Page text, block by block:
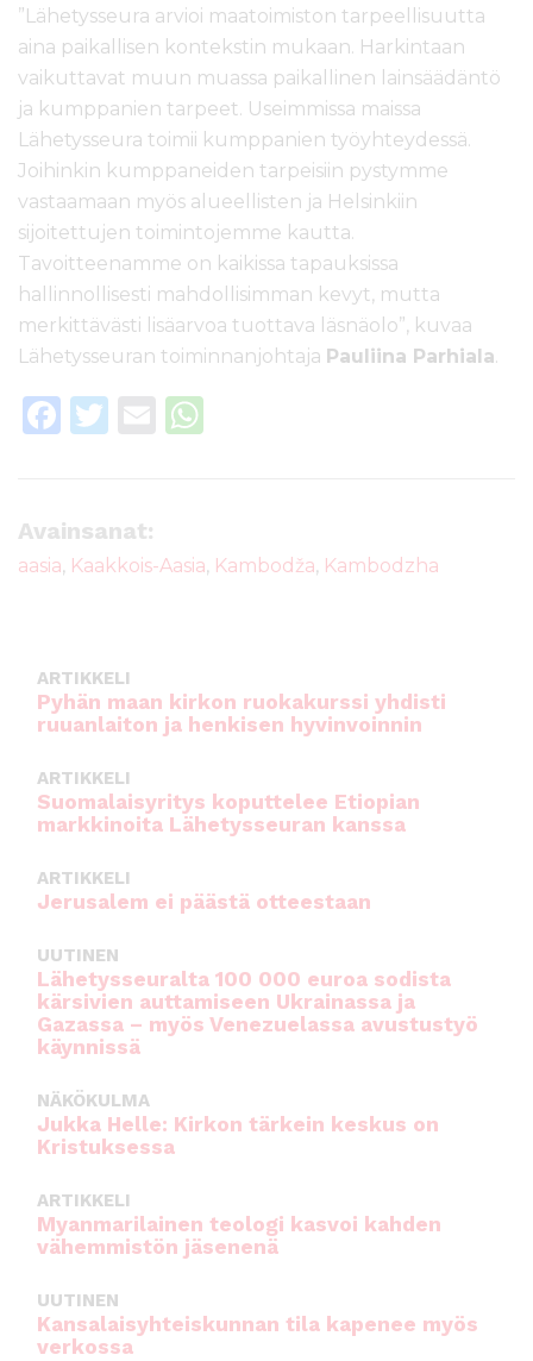
”Lähetysseura arvioi maatoimiston tarpeellisuutta
aina paikallisen kontekstin mukaan. Harkintaan
vaikuttavat muun muassa paikallinen lainsäädäntö
ja kumppanien tarpeet. Useimmissa maissa
Lähetysseura toimii kumppanien työyhteydessä.
Joihinkin kumppaneiden tarpeisiin pystymme
vastaamaan myös alueellisten ja Helsinkiin
sijoitettujen toimintojemme kautta.
Tavoitteenamme on kaikissa tapauksissa
hallinnollisesti mahdollisimman kevyt, mutta
merkittävästi lisäarvoa tuottava läsnäolo”, kuvaa
Lähetysseuran toiminnanjohtaja Pauliina Parhiala.
F
e
b
k
T
te
r
E
A
Avainsanat:
aasia, Kaakkois-Aasia, Kambodža, Kambodzha
ARTIKKELI
Pyhän maan kirkon ruokakurssi yhdisti
ruuanlaiton ja henkisen hyvinvoinnin
ARTIKKELI
Suomalaisyritys koputtelee Etiopian
markkinoita Lähetysseuran kanssa
ARTIKKELI
Jerusalem ei päästä otteestaan
UUTINEN
Lähetysseuralta 100 000 euroa sodista
kärsivien auttamiseen Ukrainassa ja
Gazassa – myös Venezuelassa avustustyö
käynnissä
NÄKÖKULMA
Jukka Helle: Kirkon tärkein keskus on
Kristuksessa
ARTIKKELI
Myanmarilainen teologi kasvoi kahden
vähemmistön jäsenenä
UUTINEN
Kansalaisyhteiskunnan tila kapenee myös
verkossa